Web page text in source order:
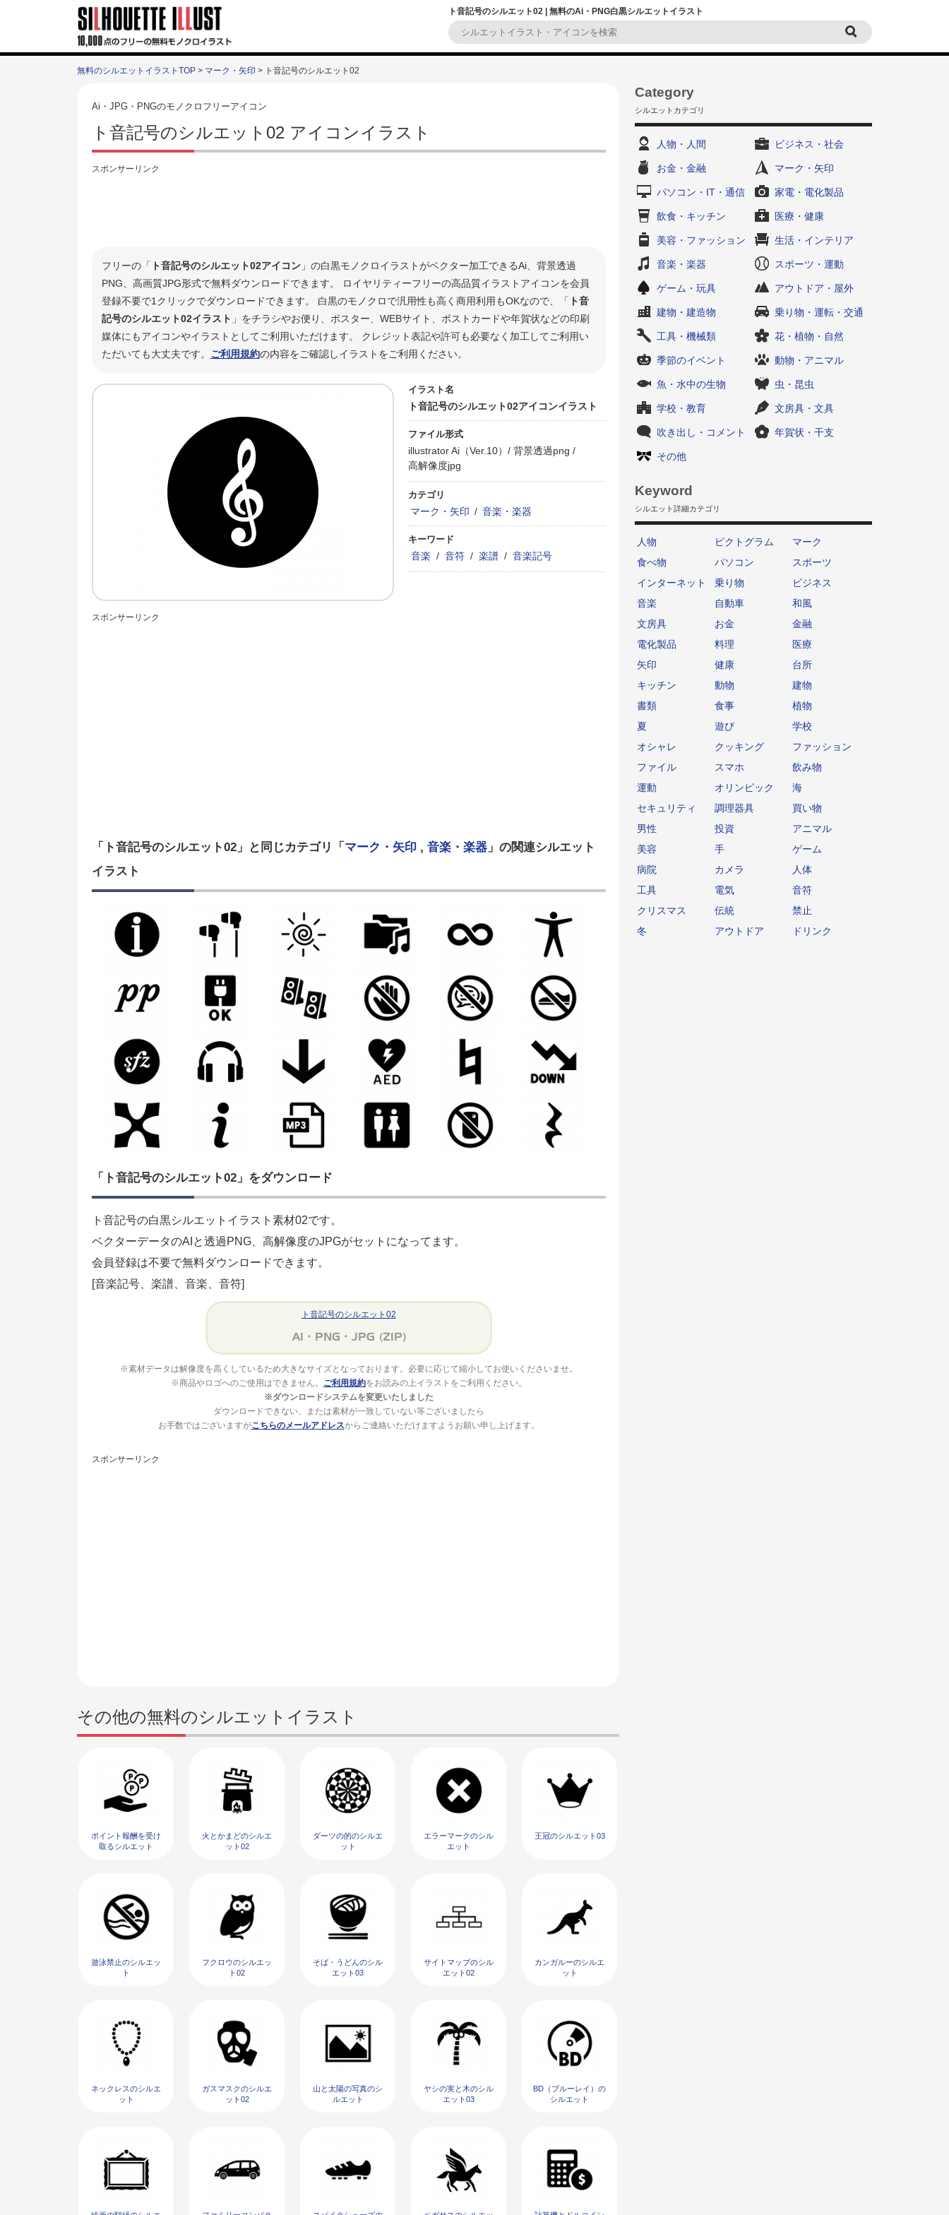
ト音記号のシルエット02 | 無料のAi・PNG白黒シルエットイラスト
無料のシルエットイラストTOP > マーク・矢印 > ト音記号のシルエット02
Ai・JPG・PNGのモノクロフリーアイコン
ト音記号のシルエット02 アイコンイラスト
スポンサーリンク
フリーの「 ト音記号のシルエット02アイコン」の白黒モノクロイラストがベクター加工できるAi、背景透過
PNG、高画質JPG形式で無料ダウンロードできます。 ロイヤリティーフリーの高品質イラストアイコンを会員
登録不要で1クリックでダウンロードできます。 白黒のモノクロで汎用性も高く商用利用もOKなので、「 ト音
記号のシルエット02イラスト 」をチラシやお便り、ポスター、WEBサイト、ポストカードや年賀状などの印刷
媒体にもアイコンやイラストとしてご利用いただけます。 クレジット表記や許可も必要なく加工してご利用い
ただいても大丈夫です。 ご利用規約の内容をご確認しイラストをご利用ください。
イラスト名
ト音記号のシルエット02アイコンイラスト
ファイル形式
illustrator Ai（Ver.10）/ 背景透過png /
高解像度jpg
カテゴリ
マーク・矢印 / 音楽・楽器
キーワード
音楽 / 音符 / 楽譜 / 音楽記号
スポンサーリンク
「ト音記号のシルエット02」と同じカテゴリ「 マーク・矢印, 音楽・楽器」の関連シルエット
イラスト
「ト音記号のシルエット02」をダウンロード
ト音記号の白黒シルエットイラスト素材02です。
ベクターデータのAIと透過PNG、高解像度のJPGがセットになってます。
会員登録は不要で無料ダウンロードできます。
[音楽記号、楽譜、音楽、音符]
ト音記号のシルエット02
※素材データは解像度を高くしているため大きなサイズとなっております。必要に応じて縮小してお使いくださいませ。
※商品やロゴへのご使用はできません。
ご利用規約をお読みの上イラストをご利用ください。
※ダウンロードシステムを変更いたしました
ダウンロードできない、または素材が一致していない等ございましたら
お手数ではございますがこちらのメールアドレスからご連絡いただけますようお願い申し上げます。
スポンサーリンク
その他の無料のシルエットイラスト
ポイント報酬を受け
取るシルエット
火とかまどのシルエ
ット02
ダーツの的のシルエ
ット
エラーマークのシル
エット
王冠のシルエット03
遊泳禁止のシルエッ
ト
フクロウのシルエッ
ト02
そば・うどんのシル
エット03
サイトマップのシル
エット02
カンガルーのシルエ
ット
ネックレスのシルエ
ット
ガスマスクのシルエ
ット02
山と太陽の写真のシ
ルエット
ヤシの実と木のシル
エット03
BD（ブルーレイ）の
シルエット
Category
シルエットカテゴリ
人物・人間 ビジネス・社会
お金・金融 マーク・矢印
パソコン・IT・通信 家電・電化製品
飲食・キッチン 医療・健康
美容・ファッション 生活・インテリア
音楽・楽器 スポーツ・運動
ゲーム・玩具 アウトドア・屋外
建物・建造物 乗り物・運転・交通
工具・機械類 花・植物・自然
季節のイベント 動物・アニマル
魚・水中の生物 虫・昆虫
学校・教育 文房具・文具
吹き出し・コメント 年賀状・干支
その他
Keyword
シルエット詳細カテゴリ
人物 ピクトグラム
マーク
食べ物
パソコン
スポーツ
インターネット
乗り物
ビジネス
音楽
自動車
和風
文房具
お金
金融
電化製品
料理
医療
矢印
健康
台所
キッチン
動物
建物
書類
食事
植物
夏
遊び
学校
オシャレ
クッキング
ファッション
ファイル
スマホ
飲み物
運動
オリンピック
海
セキュリティ
調理器具
買い物
男性
投資
アニマル
美容
手
ゲーム
病院
カメラ
人体
工具
電気
音符
クリスマス
伝統
禁止
冬
アウトドア ドリンク